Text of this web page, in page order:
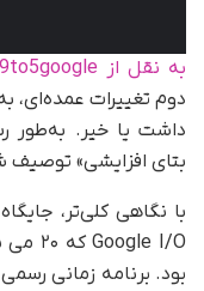
به نقل از 9to5google
دوم تغییرات عمده‌ای،
داشت یا خیر. به‌طور
بتای افزایشی»